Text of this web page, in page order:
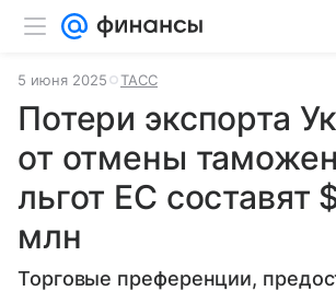
5 июня 2025 ТАСС
Потери экспорта
от отмены
льгот ЕС составят
млн
Торговые преференции,